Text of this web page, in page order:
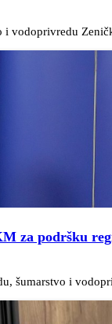
vodoprivredu
za podršku
šumarstvo i